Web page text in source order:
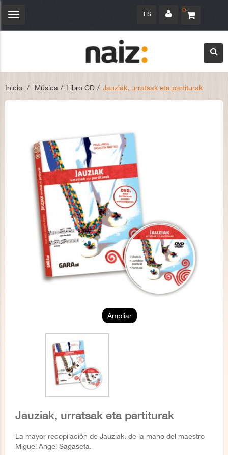
0
ES
Navegación
Inicio > Música > Libro CD > Jauziak, urratsak eta partiturak
Ampliar
Jauziak, urratsak eta partiturak
La mayor recopilación de Jauziak, de la mano del maestro
Miguel Angel Sagaseta.